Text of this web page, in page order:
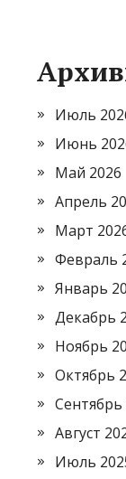
Июль
Июнь
Май 2026
Апрель
Март
Февраль
Январь
Декабрь
Ноябрь
Октябрь
Сентябрь
Август
Июль